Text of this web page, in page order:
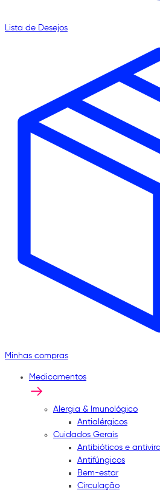
Lista de Desejos
Minhas compras
Medicamentos
Alergia & Imunológico
Antialérgicos
Cuidados Gerais
Antibióticos e
Antifúngicos
Bem-estar
Circulação